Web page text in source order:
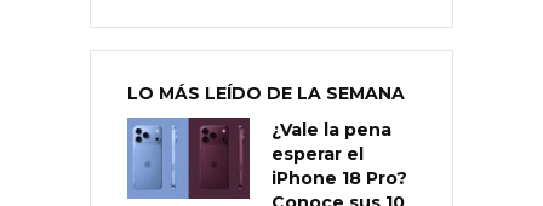
LO MÁS LEÍDO DE LA SEMANA
¿Vale la pena
esperar el
iPhone 18 Pro?